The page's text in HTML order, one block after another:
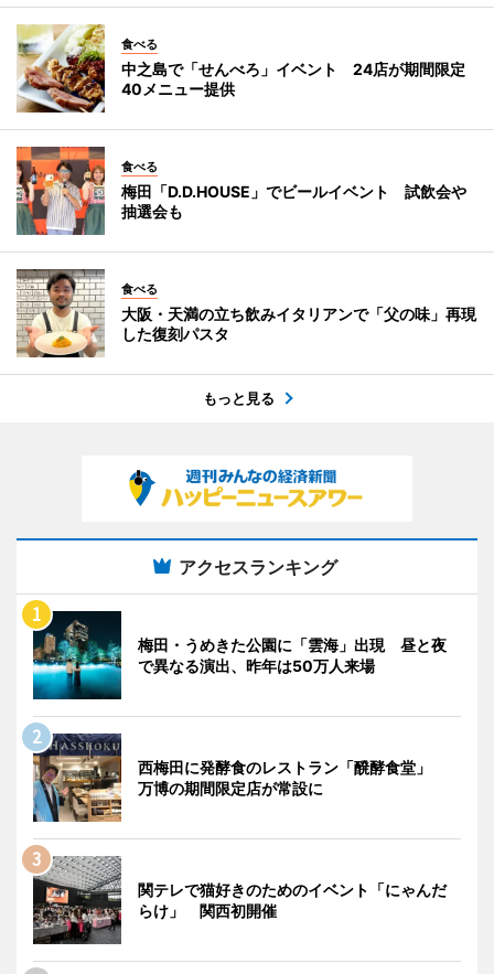
食べる
中之島で「せんべろ」イベント 24店が期間限定
40メニュー提供
食べる
梅田「D.D.HOUSE」でビールイベント 試飲会や
抽選会も
食べる
大阪・天満の立ち飲みイタリアンで「父の味」再現
した復刻パスタ
もっと見る
アクセスランキング
梅田・うめきた公園に「雲海」出現 昼と夜
で異なる演出、昨年は50万人来場
西梅田に発酵食のレストラン「醗酵食堂」
万博の期間限定店が常設に
関テレで猫好きのためのイベント「にゃんだ
らけ」 関西初開催